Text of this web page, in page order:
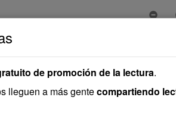
de promoción de la lectura.
lleguen a más gentecompartiendo